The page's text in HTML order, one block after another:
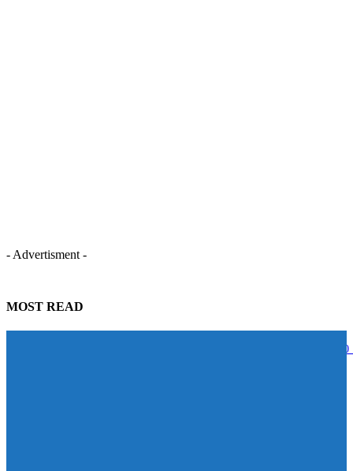
- Advertisment -
MOST READ
STECON ปลื้มนักลงทุนตอบรับหุ้นกู้เกินเป้าหมาย ระดมทุนสำเร็จ